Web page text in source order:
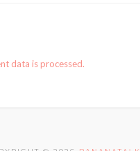
data is processed.